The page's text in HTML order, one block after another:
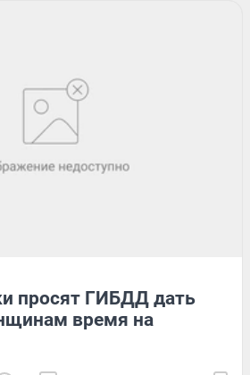
просят ГИБДД дать
время на